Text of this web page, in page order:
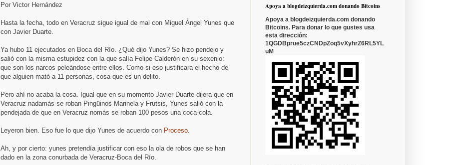
Por Victor Hernández
Hasta la fecha, todo en Veracruz sigue igual de mal con Miguel Ángel Yunes que
con Javier Duarte.
Ya hubo 11 ejecutados en Boca del Río. ¿Qué dijo Yunes? Se hizo pendejo y
salió con la misma estupidez con la que salía Felipe Calderón en su sexenio:
que son los narcos peleándose entre ellos. Como si eso justificara el hecho de
que alguien mató a 11 personas, cosa que es un delito.
Pero ahí no acaba la cosa. Igual que en su momento Javier Duarte dijera que en
Veracruz nadamás se roban Pingüinos Marinela y Frutsis, Yunes salió con la
pendejada de que en Veracruz nomás se roban 100 pesos una coca-cola.
Leyeron bien. Eso fue lo que dijo Yunes de acuerdo con Proceso
Ah, y por cierto: yunes pretendía justificar con eso la ola de robos que se han
dado en la zona conurbada de Veracruz-Boca del Río.
Apoya a blogdeizquierda.com donando Bitcoins
Apoya a blogdeizquierda.com donando
Bitcoins. Para donar lo que gustes usa
esta dirección:
1QGDBprue5czCNDpZoq5vXyhrZ6RL5YL
uM